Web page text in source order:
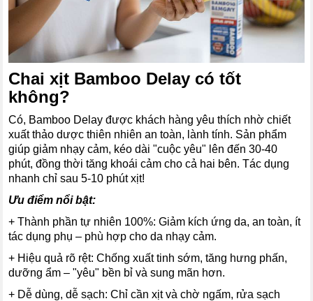
Chai xịt Bamboo Delay có tốt
không?
Có, Bamboo Delay được khách hàng yêu thích nhờ chiết
xuất thảo dược thiên nhiên an toàn, lành tính. Sản phẩm
giúp giảm nhạy cảm, kéo dài "cuộc yêu" lên đến 30-40
phút, đồng thời tăng khoái cảm cho cả hai bên. Tác dụng
nhanh chỉ sau 5-10 phút xịt!
Ưu điểm nổi bật:
+ Thành phần tự nhiên 100%: Giảm kích ứng da, an toàn, ít
tác dụng phụ – phù hợp cho da nhạy cảm.
+ Hiệu quả rõ rệt: Chống xuất tinh sớm, tăng hưng phấn,
dưỡng ẩm – "yêu" bền bỉ và sung mãn hơn.
+ Dễ dùng, dễ sạch: Chỉ cần xịt và chờ ngấm, rửa sạch